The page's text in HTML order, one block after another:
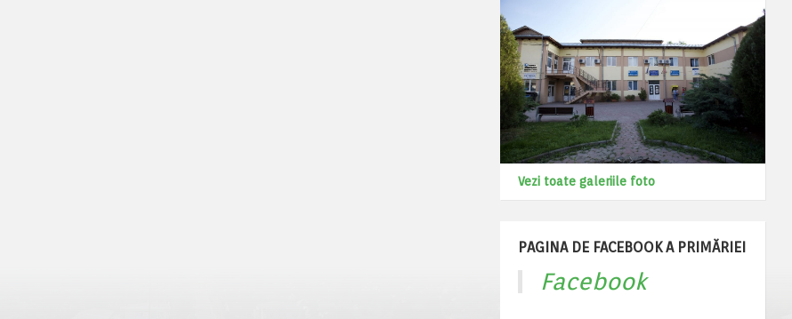
Vezi toate galeriile foto
PAGINA DE FACEBOOK A PRIMĂRIEI
Facebook